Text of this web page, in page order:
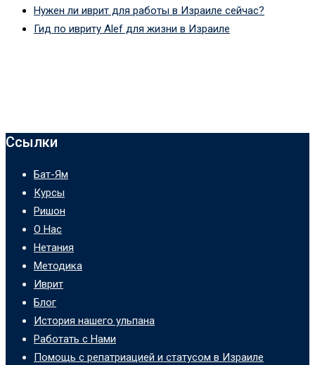
Нужен ли иврит для работы в Израиле сейчас?
Гид по ивриту Alef для жизни в Израиле
Ссылки
Бат-Ям
Курсы
Ришон
О Нас
Нетания
Методика
Иврит
Блог
История нашего ульпана
Работать с Нами
Помощь с репатриацией и статусом в Израиле